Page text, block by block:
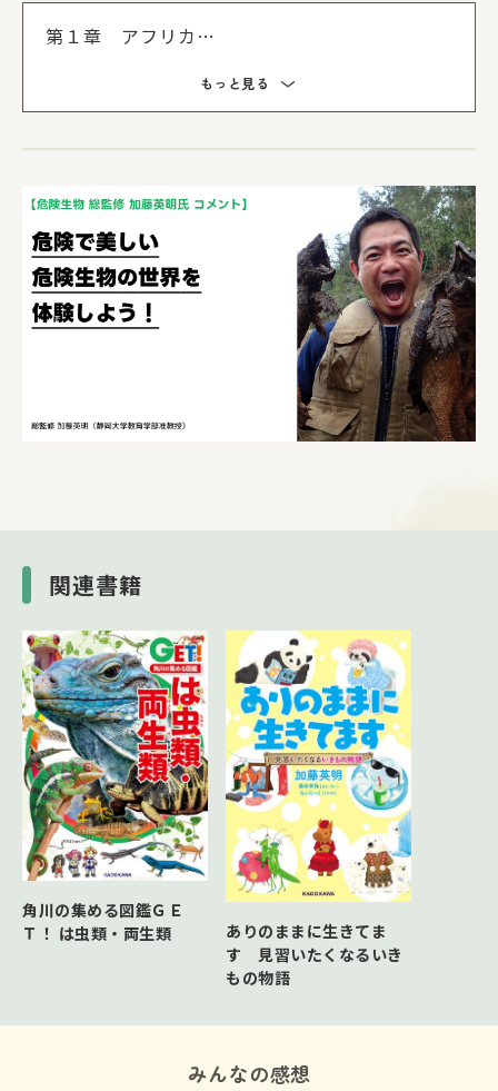
第１章 アフリカ
戦!! アフリカゾウVSカバ
森林／草原／水辺／日本列島／ユーラシア最強
第３章 東南アジア・インド
森林／草原／水辺／東南アジア・インド最強決
定戦!! キングコブラVSコモドオオトカゲ
第４章 オーストラリア・オセアニア
森林／草原／水辺／オーストラリア・オセアニ
ア最強決定戦!! ヒクイドリVSイリエワニ
森林／水辺／草原／中央・南アメリカ最強決定
グマ
世界の海／南極大陸／世界の海・南極大陸最強
決定戦!! ミナミゾウアザラシVSシャチ
もっと見る
関連書籍
角川の集める図鑑ＧＥ
Ｔ！ は虫類・両生類
ありのままに生きてま
す 見習いたくなるいき
もの物語
みんなの感想